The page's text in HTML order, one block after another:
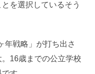
を選択しているそう
年戦略」が打ち出さ
16歳までの公立学校